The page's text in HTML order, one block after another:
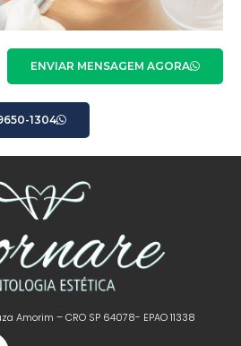
ENVIAR MENSAGEM AGORA
1304
Amorim – CRO SP 64078- EPAO 11338